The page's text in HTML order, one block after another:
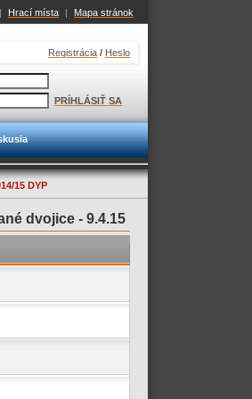
| Hrací místa | Mapa stránok
Registrácia / Heslo
PRÍHLÁSIŤ SA
15 DYP
dvojice - 9.4.15